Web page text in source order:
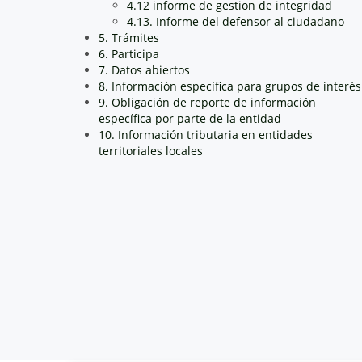
4.12 informe de gestion de integridad
4.13. Informe del defensor al ciudadano
5. Trámites
6. Participa
7. Datos abiertos
8. Información específica para grupos de interés
9. Obligación de reporte de información
específica por parte de la entidad
10. Información tributaria en entidades
territoriales locales